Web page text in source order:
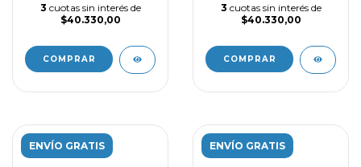
3 cuotas sin interés de
$40.330,00
COMPRAR
3 cuotas sin interés de
$40.330,00
COMPRAR
ENVÍO GRATIS ENVÍO GRATIS